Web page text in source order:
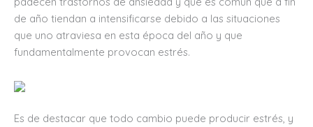
de año tiendan a intensificarse debido a las situaciones
que uno atraviesa en esta época del año y que
fundamentalmente provocan estrés.
Es de destacar que todo cambio puede producir estrés, y